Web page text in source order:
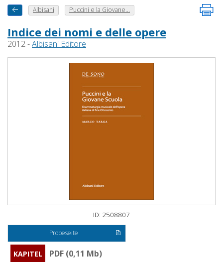
Albisani Puccini e la Giovane...
Indice dei nomi e delle opere
2012 -Albisani Editore
ID: 2508807
Probeseite
KAPITEL
PDF (0,11 Mb)